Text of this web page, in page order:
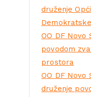
druženje
OO DF Novo
povodom
prostora
OO DF Novo
druženje